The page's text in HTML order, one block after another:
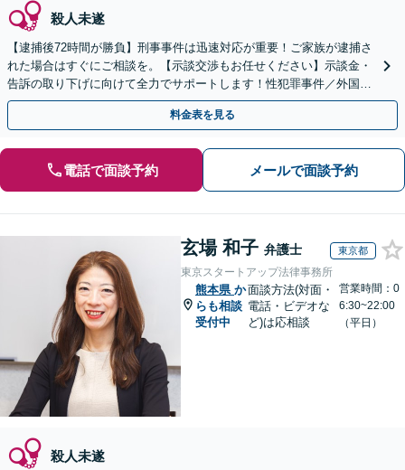
殺人未遂
【逮捕後72時間が勝負】刑事事件は迅速対応が重要！ご家族が逮捕さ
れた場合はすぐにご相談を。【示談交渉もお任せください】示談金・
告訴の取り下げに向けて全力でサポートします！性犯罪事件／外国人
事件／少年事件など実績豊富。
料金表を見る
電話で面談予約 メールで面談予約
玄場 和子 弁護士 東京都
東京スタートアップ法律事務所
熊本県 か
らも相談
受付中
面談方法(対面・
電話・ビデオな
ど)は応相談
営業時間：0
6:30~22:00
（平日）
殺人未遂